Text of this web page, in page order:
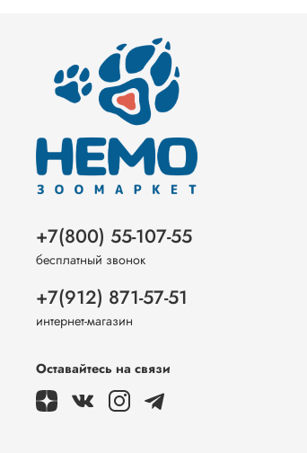
+7(800) 55-107-55
бесплатный звонок
+7(912) 871-57-51
интернет-магазин
Оставайтесь на связи